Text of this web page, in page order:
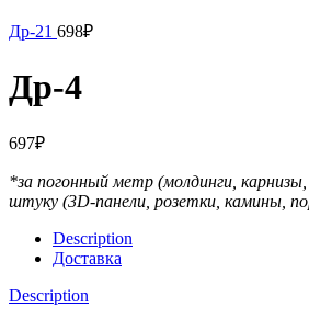
Др-21 698₽
Др-4
697₽
*за погонный метр (молдинги,
штуку (3D-панели, розетки, камины,
Description
Доставка
Description